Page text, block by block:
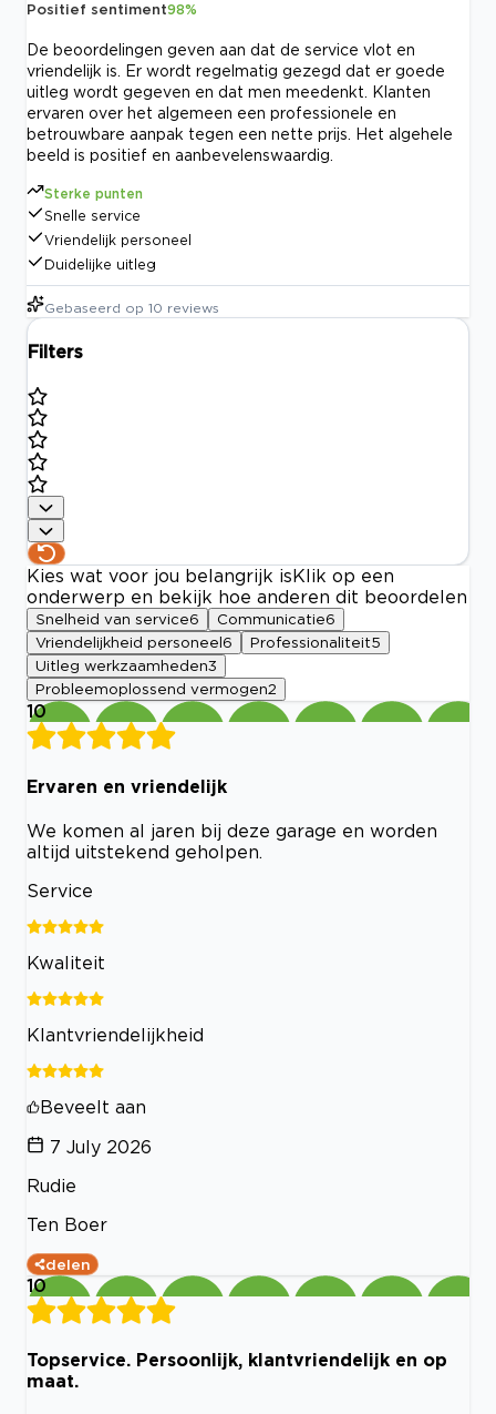
Positief sentiment98%
De beoordelingen geven aan dat de service vlot en
vriendelijk is. Er wordt regelmatig gezegd dat er goede
uitleg wordt gegeven en dat men meedenkt. Klanten
ervaren over het algemeen een professionele en
betrouwbare aanpak tegen een nette prijs. Het algehele
beeld is positief en aanbevelenswaardig.
Sterke punten
Snelle service
Vriendelijk personeel
Duidelijke uitleg
Gebaseerd op 10 reviews
Filters
Kies wat voor jou belangrijk is Klik op een
onderwerp en bekijk hoe anderen dit beoordelen
Snelheid van service6 Communicatie6
Vriendelijkheid personeel 6 Professionaliteit5
Uitleg werkzaamheden3
Probleemoplossend vermogen2
10
Ervaren en vriendelijk
We komen al jaren bij deze garage en worden
altijd uitstekend geholpen.
Service
Kwaliteit
Klantvriendelijkheid
Beveelt aan
7 July 2026
Rudie
Ten Boer
delen
10
Topservice. Persoonlijk, klantvriendelijk en op
maat.